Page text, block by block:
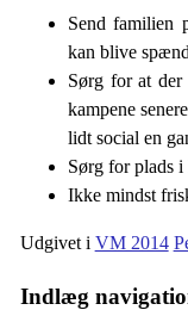
Send familien
kan blive
Sørg for at der
kampene
lidt social en
Sørg for plads
Ikke mindst
Udgivet i VM 2014
Indlæg